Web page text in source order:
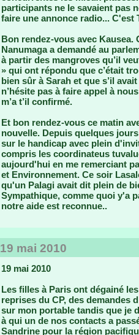
participants ne le savaient pas
faire une annonce radio... C'est
Bon rendez-vous avec Kausea.
Nanumaga a demandé au
à partir des mangroves qu’il
» qui ont répondu que c’était
bien sûr à Sarah et que s’il
n’hésite pas à faire appel à
m’a t’il confirmé.
Et bon rendez-vous ce matin
nouvelle. Depuis quelques
sur le handicap avec plein
compris les coordinateus
aujourd'hui en me remerciant
et Environnement. Ce soir
qu'un Palagi avait dit plein de
Sympathique, comme quoi y'a
notre aide est reconnue..
19 mai 2010
19 mai 2010
Les filles à Paris ont dégainé
reprises du CP, des demandes
sur mon portable tandis que je
à qui un de nos contacts a
Sandrine pour la région